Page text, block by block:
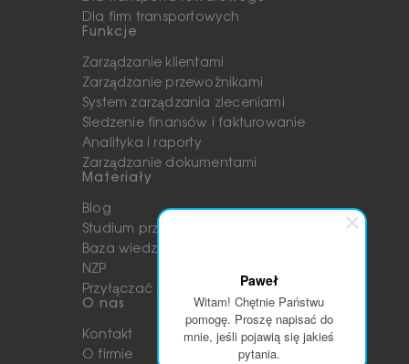
Paweł
Witam! Chętnie Państwu
pomogę. Proszę napisać do
mnie, jeśli pojawią się jakieś
pytania.
Dla firm transportowych
Funkcje
Zarządzanie klientami
Zarządzanie przewoźnikami
System zarządzania zleceniami
Śledzenie finansów i fakturowanie
Analityka i raporty
Zarządzanie dokumentami
Materiały
Blog
Studium przypadków
Baza wiedzy
NZP
Przyłączać
O nas
Kontakt
O firmie